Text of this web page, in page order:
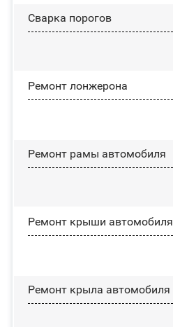
Сварка порогов
Ремонт лонжерона
Ремонт рамы автомобиля
Ремонт крыши автомобиля
Ремонт крыла автомобиля